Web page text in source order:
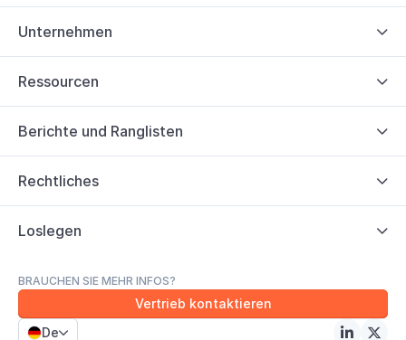
BRAUCHEN SIE MEHR INFOS?
Vertrieb kontaktieren
 
De
Unternehmen 
Ressourcen 
Berichte und Ranglisten 
Rechtliches 
Loslegen 